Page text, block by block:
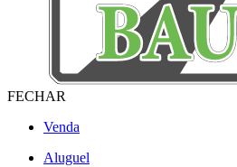
FECHAR
Venda
Aluguel